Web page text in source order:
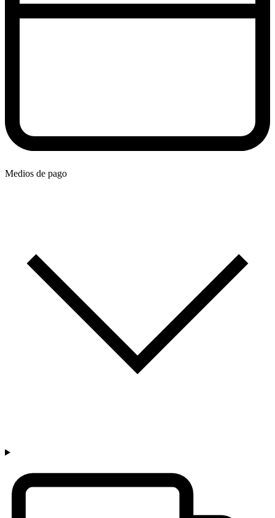
Medios de pago